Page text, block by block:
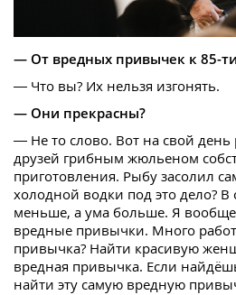
— От вредных привычек к 85-
— Что вы? Их нельзя изгонять.
— Они прекрасны?
— Не то слово. Вот на свой
друзей грибным жюльеном
приготовления. Рыбу засолил
холодной водки под это дело? В
меньше, а ума больше. Я вообще
вредные привычки. Много
привычка? Найти красивую
вредная привычка. Если
найти эту самую вредную